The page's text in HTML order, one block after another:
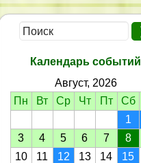
пойдешь!
тебе счастья
здоровым быть.
все ненастья,
век тебя любить!
Календарь событий
Август, 2026
Пн
Вт Ср Чт Пт Сб
1
3
4 5 6 7 8
10
11 12 13 14 15